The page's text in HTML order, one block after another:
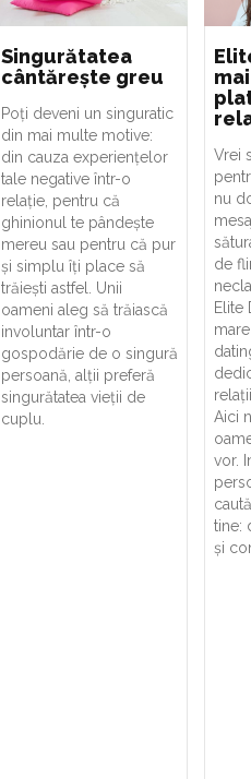
Singurătatea
cântărește greu
Poți deveni un singuratic
din mai multe motive:
din cauza experiențelor
tale negative într-o
relație, pentru că
ghinionul te pândește
mereu sau pentru că pur
și simplu îți place să
trăiești astfel. Unii
oameni aleg să trăiască
involuntar într-o
gospodărie de o singură
persoană, alții preferă
singurătatea vieții de
cuplu.
Vrei
nu
de
Elite
Aici
vor.
tine:
și